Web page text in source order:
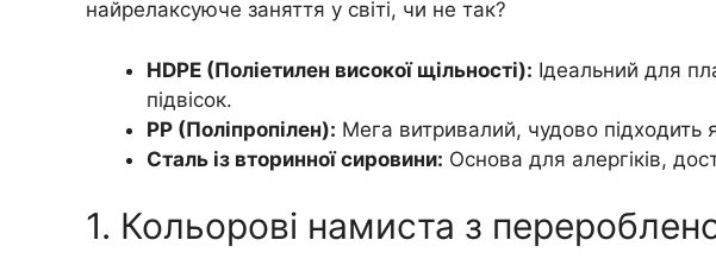
найрелаксуюче заняття у світі, чи не так?
HDPE (Поліетилен високої щільності): Ідеальний для
підвісок.
PP (Поліпропілен): Мега витривалий, чудово підходить
Сталь із вторинної сировини: Основа для алергіків,
1. Кольорові намиста з